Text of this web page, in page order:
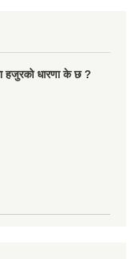
हजुरकाे धारणा के छ ?